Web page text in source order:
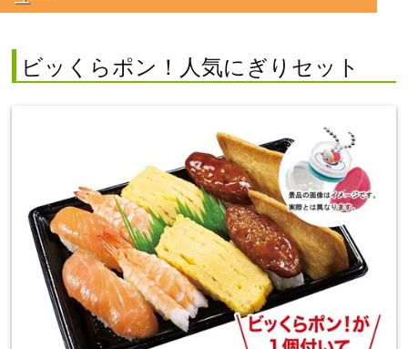
ビッくらポン！人気にぎりセット